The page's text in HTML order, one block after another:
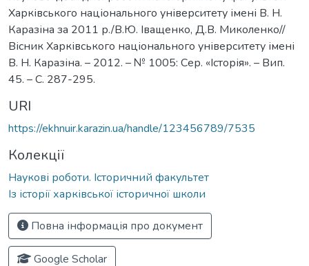
Харківського національного університету імені В. Н.
Каразіна за 2011 р./В.Ю. Іващенко, Д.В. Миколенко//
Вісник Харківського національного університету імені
В. Н. Каразіна. – 2012. – № 1005: Сер. «Історія». – Вип.
45. – С. 287-295.
URI
https://ekhnuir.karazin.ua/handle/123456789/7535
Колекції
Наукові роботи. Історичний факультет
Із історії харківської історичної школи
Повна інформація про документ
Google Scholar